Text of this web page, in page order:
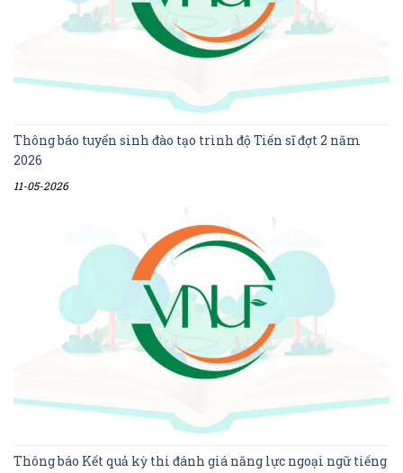
Thông báo tuyển sinh đào tạo trình độ Tiến sĩ đợt 2 năm
2026
11-05-2026
Thông báo Kết quả kỳ thi đánh giá năng lực ngoại ngữ tiếng